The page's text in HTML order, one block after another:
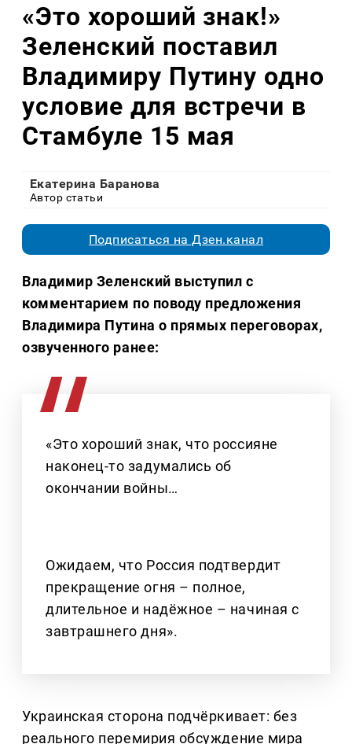
«Это хороший знак!»
Зеленский поставил
Владимиру Путину одно
условие для встречи в
Стамбуле 15 мая
Екатерина Баранова
Автор статьи
Подписаться на Дзен.канал
Владимир Зеленский выступил с
комментарием по поводу предложения
Владимира Путина о прямых переговорах,
озвученного ранее:
«Это хороший знак, что россияне
наконец-то задумались об
окончании войны…
Ожидаем, что Россия подтвердит
прекращение огня – полное,
длительное и надёжное – начиная с
завтрашнего дня».
Украинская сторона подчёркивает: без
реального перемирия обсуждение мира